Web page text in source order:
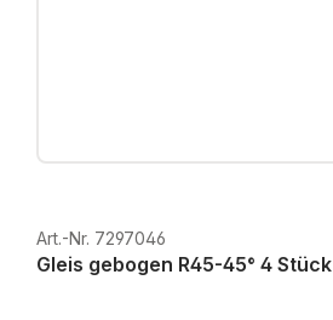
Art.-Nr. 7297046
Gleis gebogen R45-45° 4 Stück